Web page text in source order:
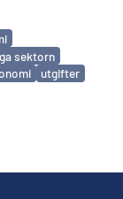
sektorn
utgifter